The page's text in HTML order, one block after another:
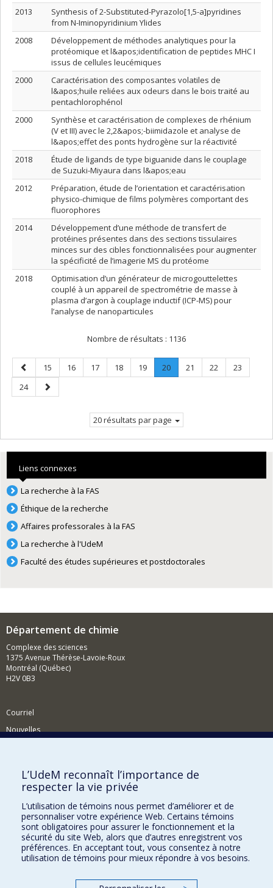
2013
Synthesis of 2-Substituted-Pyrazolo[1,5-a]pyridines
from N-Iminopyridinium Ylides
2008
Développement de méthodes analytiques pour la
protéomique et l&apos;identification de peptides MHC I
issus de cellules leucémiques
2000
Caractérisation des composantes volatiles de
l&apos;huile reliées aux odeurs dans le bois traité au
pentachlorophénol
2000
Synthèse et caractérisation de complexes de rhénium
(V et III) avec le 2,2&apos;-biimidazole et analyse de
l&apos;effet des ponts hydrogène sur la réactivité
2018
Étude de ligands de type biguanide dans le couplage
de Suzuki-Miyaura dans l&apos;eau
2012
Préparation, étude de l’orientation et caractérisation
physico-chimique de films polymères comportant des
fluorophores
2014
Développement d’une méthode de transfert de
protéines présentes dans des sections tissulaires
minces sur des cibles fonctionnalisées pour augmenter
la spécificité de l’imagerie MS du protéome
2018
Optimisation d’un générateur de microgouttelettes
couplé à un appareil de spectrométrie de masse à
plasma d’argon à couplage inductif (ICP-MS) pour
l’analyse de nanoparticules
Nombre de résultats : 1136
Page
précédente
Page
15 Page
16 Page
17 Page
18 Page
19 Page
20.
Page
Page
21 Page
22 Page
23
Page
24
Page
suivante
20 résultats par page
Liens connexes
La recherche à la FAS
Éthique de la recherche
Affaires professorales à la FAS
La recherche à l'UdeM
Faculté des études supérieures et postdoctorales
Département de chimie
Complexe des sciences
1375 Avenue Thérèse-Lavoie-Roux
Montréal (Québec)
H2V 0B3
Courriel
Nouvelles
Comment soutenir le Département?
BESOIN D'AIDE?
Plan du site
Signaler une erreur
Accessibilité
FACULTÉ DES ARTS ET DES SCIENCES
Nos départements et écoles
L’UdeM reconnaît l’importance de
respecter la vie privée
L’utilisation de témoins nous permet d’améliorer et de
personnaliser votre expérience Web. Certains témoins
sont obligatoires pour assurer le fonctionnement et la
sécurité du site Web, alors que d’autres enregistrent vos
préférences. En acceptant tout, vous consentez à notre
utilisation de témoins pour mieux répondre à vos besoins.